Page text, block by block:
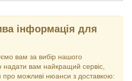
інформація для
вам за вибір нашого
вам найкращий сервіс,
про можливі нюанси з доставкою: